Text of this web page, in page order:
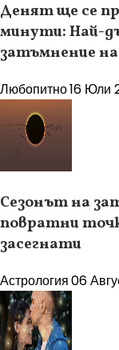
Денят ще се
минути: Най-
затъмнение
Любопитно16 Юли
Сезонът на
повратни
засегнати
Астрология06